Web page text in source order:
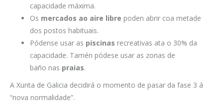
capacidade máxima.
Os mercados ao aire libre poden abrir coa metade
dos postos habituais.
Pódense usar as piscinas recreativas ata o 30% da
capacidade. Tamén pódese usar as zonas de
baño nas praias.
A Xunta de Galicia decidirá o momento de pasar da fase 3 á
“nova normalidade”.